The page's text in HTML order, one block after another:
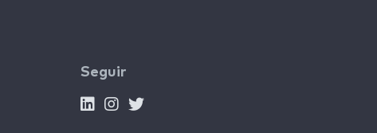
Seguir